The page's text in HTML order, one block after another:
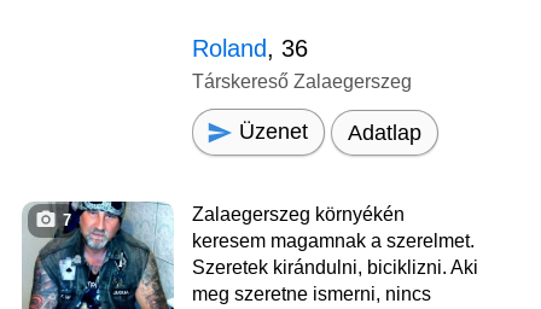
Roland, 36
Társkereső Zalaegerszeg
Üzenet Adatlap
7
Zalaegerszeg környékén
keresem magamnak a szerelmet.
Szeretek kirándulni, biciklizni. Aki
meg szeretne ismerni, nincs